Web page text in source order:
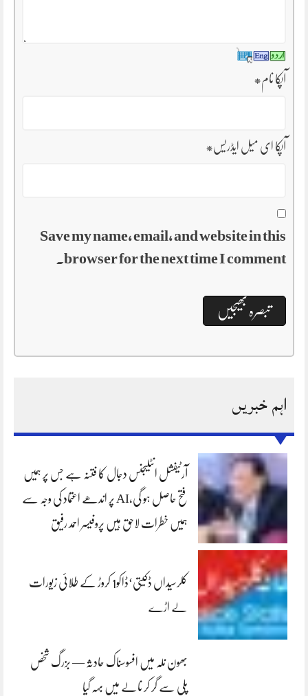
آپکا نام*
آپکا ای میل ایڈریس*
Save my name, email, and website in this
browser for the next time I comment.
اہم خبریں
آرٹیفشل انٹلیجنس دجال کا فتنہ ہے جس پر ہمیں
فتح حاصل ہو گی،AI پر اندھے اعتماد کی وجہ سے
ہمیں خطرات لاحق ہیں پروفیسر احمد رفیق
کلرسیداں ڈکیتی‘ڈاکو1 کروڑ کے طلائی زیورات
لے اڑے
بھون نلہ میں افسوسناک حادثہ — بزرگ شخص
پلی سے گر کر نالے میں بہہ گیا